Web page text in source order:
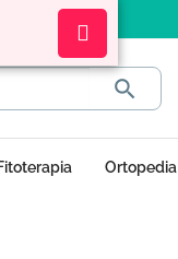

Ortopedia